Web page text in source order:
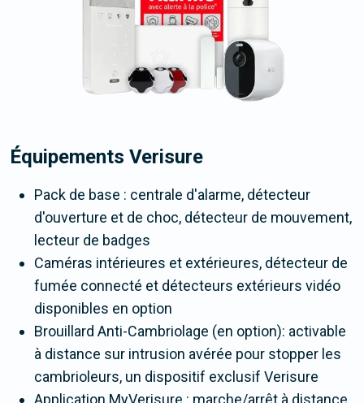
Équipements Verisure
Pack de base : centrale d'alarme, détecteur
d'ouverture et de choc, détecteur de mouvement,
lecteur de badges
Caméras intérieures et extérieures, détecteur de
fumée connecté et détecteurs extérieurs vidéo
disponibles en option
Brouillard Anti-Cambriolage (en option): activable
à distance sur intrusion avérée pour stopper les
cambrioleurs, un dispositif exclusif Verisure
Application MyVerisure : marche/arrêt à distance,